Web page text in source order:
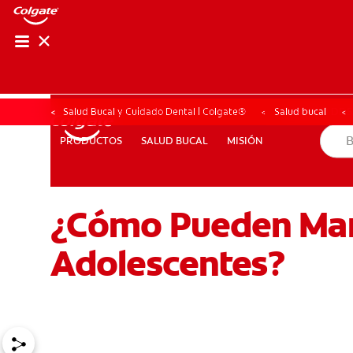
PRODUCTOS SALUD BUCAL MISIÓN
PARA PROFESIONALES CUPONES DÓNDE COMPRAR
PRODUCTOS SALUD BUCAL MISIÓN
CHEQUEO DE
Salud Bucal y Cuidado Dental | Colgate® Salud bucal
¿Cómo Pueden
Adolescentes?